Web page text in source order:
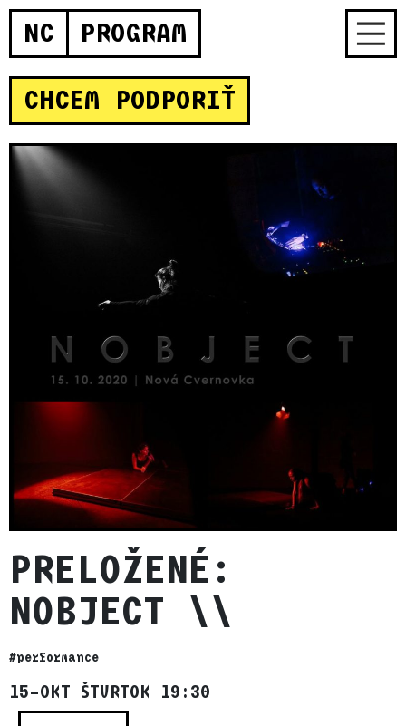
NC PROGRAM
CHCEM PODPORIŤ
PRELOŽENÉ:
NOBJECT \\
#performance
15–OKT ŠTVRTOK 19:30